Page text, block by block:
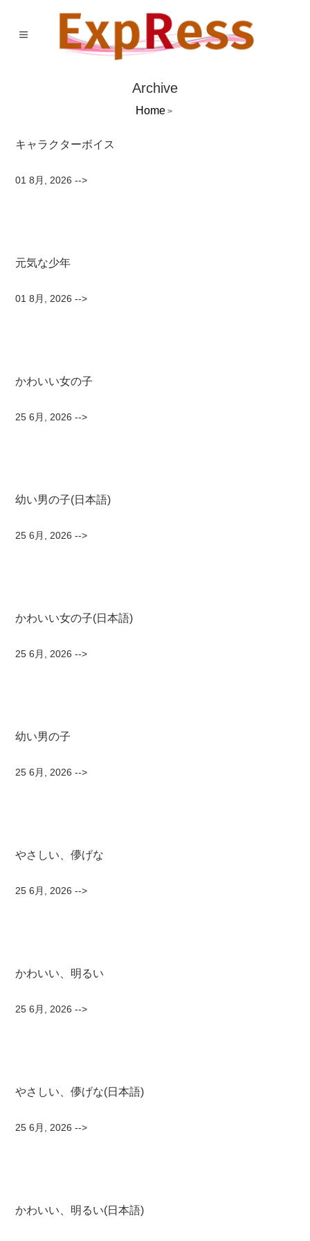
Archive
Home>
キャラクターボイス
01 8月, 2026 -->
元気な少年
01 8月, 2026 -->
かわいい女の子
25 6月, 2026 -->
幼い男の子(日本語)
25 6月, 2026 -->
かわいい女の子(日本語)
25 6月, 2026 -->
幼い男の子
25 6月, 2026 -->
やさしい、儚げな
25 6月, 2026 -->
かわいい、明るい
25 6月, 2026 -->
やさしい、儚げな(日本語)
25 6月, 2026 -->
かわいい、明るい(日本語)